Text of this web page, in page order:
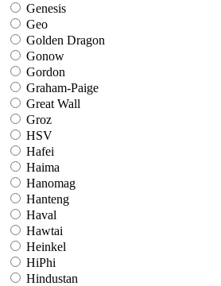
Genesis
Geo
Golden Dragon
Gonow
Gordon
Graham-Paige
Great Wall
Groz
HSV
Hafei
Haima
Hanomag
Hanteng
Haval
Hawtai
Heinkel
HiPhi
Hindustan